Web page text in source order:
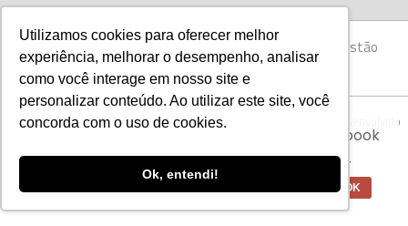
Utilizamos cookies para oferecer melhor
experiência, melhorar o desempenho, analisar
como você interage em nosso site e
personalizar conteúdo. Ao utilizar este site, você
concorda com o uso de cookies.
Ok, entendi!
Gastronomia Móveis Decoração Hotelaria
Gestão
Marketing
Tecnologia Eventos
Copyright © 2017 Servir com Requinte • Franco Bachot Móveis . Desenvolvido
Aviso:Nós da Franco Bachot utilizamos de
cookies com ferramentas do Google e Facebook
experiência de nossos clientes para oferecer
melhores produtos e serviços. OK